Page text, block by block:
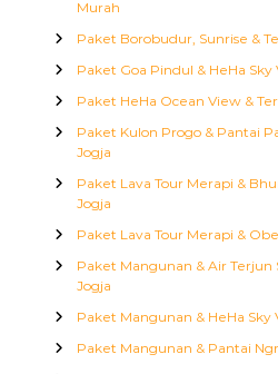
Murah
Paket Borobudur, Sunrise &
Paket Goa Pindul & HeHa Sky
Paket HeHa Ocean View &
Paket Kulon Progo & Pantai
Jogja
Paket Lava Tour Merapi &
Jogja
Paket Lava Tour Merapi &
Paket Mangunan & Air Terjun
Jogja
Paket Mangunan & HeHa Sky
Paket Mangunan & Pantai